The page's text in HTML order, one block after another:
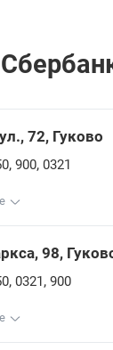
72, Гуково
, 900, 0321
98,
, 0321, 900